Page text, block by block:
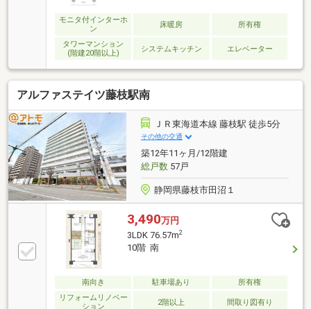
モニタ付インターホ
ン
床暖房 所有権
タワーマンション
(階建20階以上)
システムキッチン エレベーター
アルファステイツ藤枝駅南
ＪＲ東海道本線 藤枝駅 徒歩5分
その他の交通
築12年11ヶ月/12階建
総戸数57戸
静岡県藤枝市田沼１
3,490万円
3LDK 76.57m2
10階 南
南向き 駐車場あり
所有権
リフォームリノベー
ション
2階以上 間取り図有り